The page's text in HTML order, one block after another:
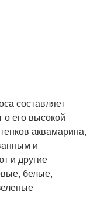
составляет
о его высокой
аквамарина,
и
и другие
белые,